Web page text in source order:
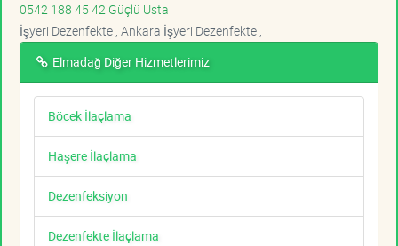
0542 188 45 42 Güçlü Usta
İşyeri Dezenfekte , Ankara İşyeri Dezenfekte ,
Elmadağ Diğer Hizmetlerimiz
Böcek İlaçlama
Haşere İlaçlama
Dezenfeksiyon
Dezenfekte İlaçlama